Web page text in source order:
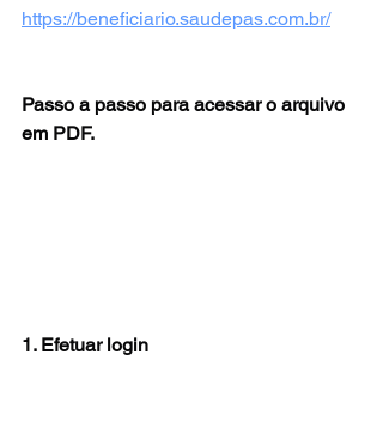
https://beneficiario.saudepas.com.br/
Passo a passo para acessar o arquivo
em PDF.
1. Efetuar login